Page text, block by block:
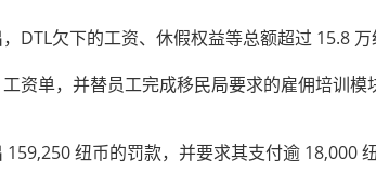
DTL欠下的工资、休假权益等总额超过 15.8
资单，并替员工完成移民局要求的雇佣培训模
159,250 纽币的罚款，并要求其支付逾 18,000